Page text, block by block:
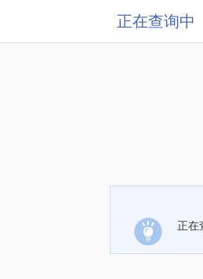
正在查询中
正在